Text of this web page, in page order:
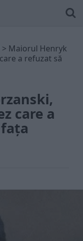
> Maiorul Henryk
a refuzat să
care a